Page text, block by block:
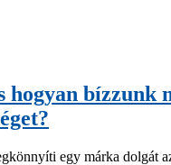
bízzunk
egy márka dolgát